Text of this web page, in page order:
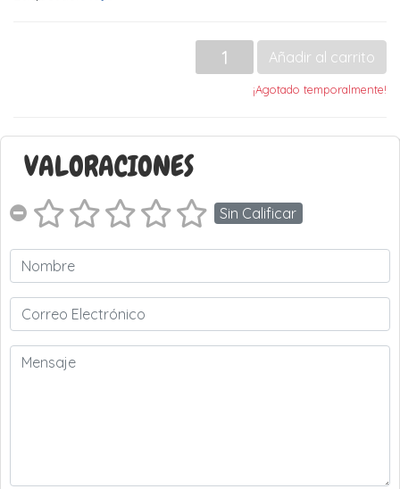
Añadir al carrito
¡Agotado temporalmente!
VALORACIONES
Sin Calificar